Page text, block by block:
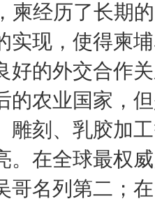
柬经历了长期
实现，使得柬
好的外交合作
的农业国家，
雕刻、乳胶加
。在全球最权
哥名列第二；